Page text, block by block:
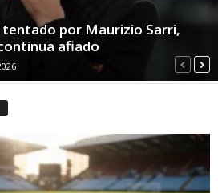
por Maurizio Sarri,
afiado